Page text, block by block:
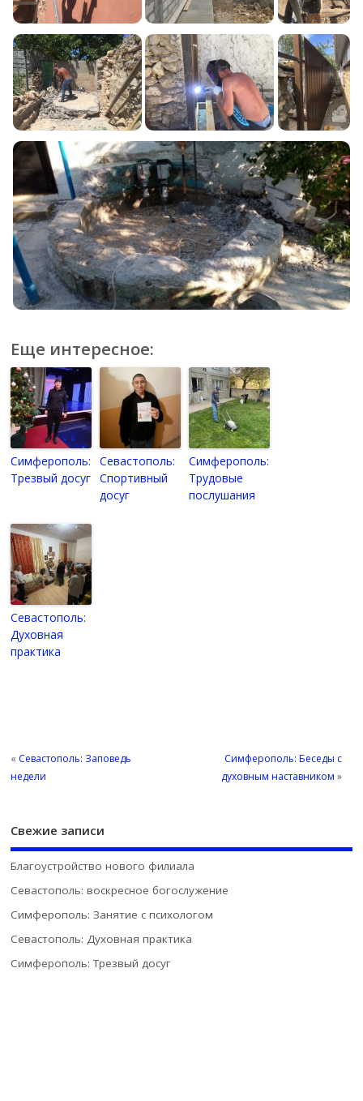
Еще интересное:
Симферополь:
Трезвый досуг
Севастополь:
Спортивный
досуг
Симферополь:
Трудовые
послушания
Севастополь:
Духовная
практика
« Севастополь: Заповедь
недели
Симферополь: Беседы с
духовным наставником »
Свежие записи
Благоустройство нового филиала
Севастополь: воскресное богослужение
Симферополь: Занятие с психологом
Севастополь: Духовная практика
Симферополь: Трезвый досуг